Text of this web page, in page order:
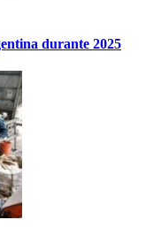
durante 2025